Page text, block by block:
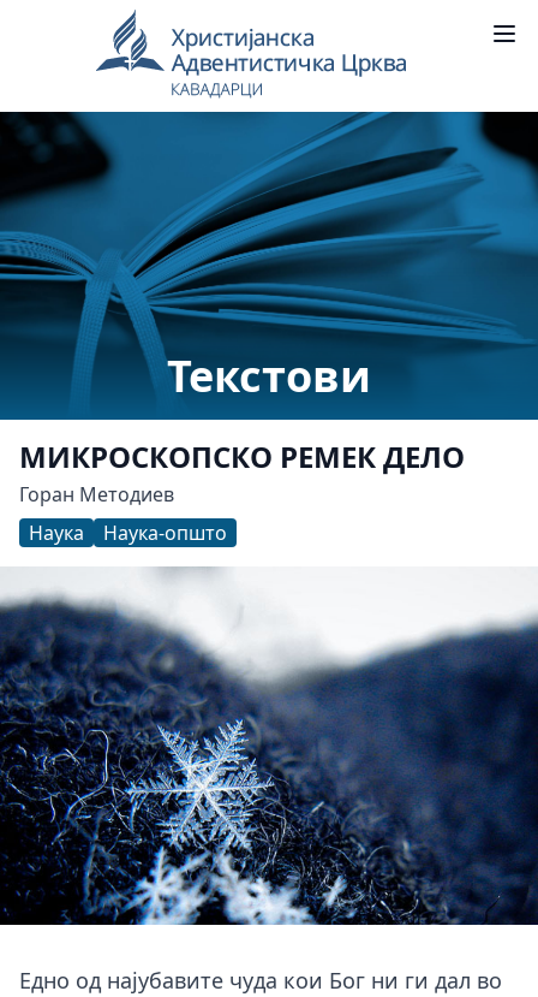
Текстови
МИКРОСКОПСКО РЕМЕК ДЕЛО
Горан Методиев
Наука
Наука-општо
Едно од најубавите чуда кои Бог ни ги дал во